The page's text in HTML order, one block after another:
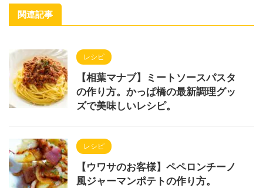
関連記事
レシピ
【相葉マナブ】ミートソースパスタ
の作り方。かっぱ橋の最新調理グッ
ズで美味しいレシピ。
レシピ
【ウワサのお客様】ペペロンチーノ
風ジャーマンポテトの作り方。